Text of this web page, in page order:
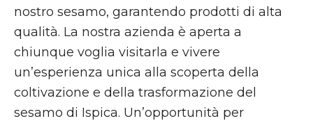
nostro sesamo, garantendo prodotti di alta
qualità. La nostra azienda è aperta a
chiunque voglia visitarla e vivere
un’esperienza unica alla scoperta della
coltivazione e della trasformazione del
sesamo di Ispica. Un’opportunità per